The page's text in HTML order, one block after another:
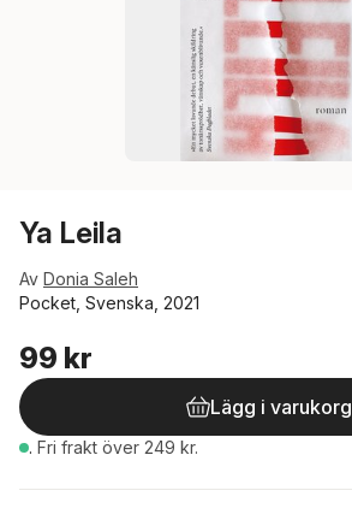
Ya Leila
Av Donia Saleh
Pocket, Svenska, 2021
99 kr
Lägg i varukorg
. Fri frakt över 249 kr.